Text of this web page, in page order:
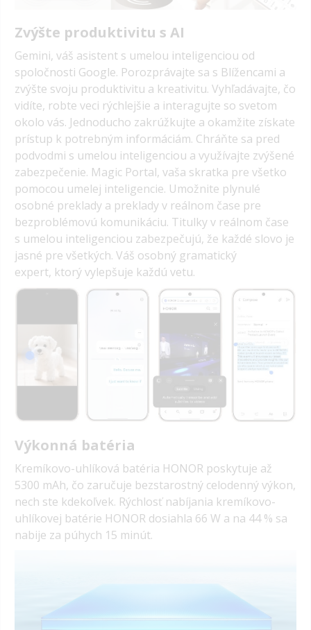
Zvýšte produktivitu s AI
Gemini, váš asistent s umelou inteligenciou od
spoločnosti Google. Porozprávajte sa s Blížencami a
zvýšte svoju produktivitu a kreativitu. Vyhľadávajte, čo
vidíte, robte veci rýchlejšie a interagujte so svetom
okolo vás. Jednoducho zakrúžkujte a okamžite získate
prístup k potrebným informáciám. Chráňte sa pred
podvodmi s umelou inteligenciou a využívajte zvýšené
zabezpečenie. Magic Portal, vaša skratka pre všetko
pomocou umelej inteligencie. Umožnite plynulé
osobné preklady a preklady v reálnom čase pre
bezproblémovú komunikáciu. Titulky v reálnom čase
s umelou inteligenciou zabezpečujú, že každé slovo je
jasné pre všetkých. Váš osobný gramatický
expert, ktorý vylepšuje každú vetu.
Výkonná batéria
Kremíkovo-uhlíková batéria HONOR poskytuje až
5300 mAh, čo zaručuje bezstarostný celodenný výkon,
nech ste kdekoľvek. Rýchlosť nabíjania kremíkovo-
uhlíkovej batérie HONOR dosiahla 66 W a na 44 % sa
nabije za púhych 15 minút.